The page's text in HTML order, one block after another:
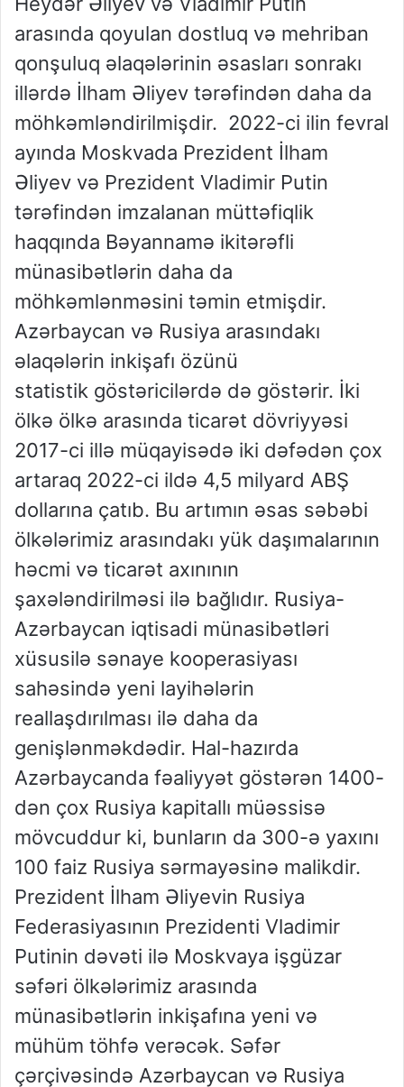
arasında qoyulan dostluq və mehriban
qonşuluq əlaqələrinin əsasları sonrakı
illərdə İlham Əliyev tərəfindən daha da
möhkəmləndirilmişdir. 2022-ci ilin fevral
ayında Moskvada Prezident İlham
Əliyev və Prezident Vladimir Putin
tərəfindən imzalanan müttəfiqlik
haqqında Bəyannamə ikitərəfli
münasibətlərin daha da
möhkəmlənməsini təmin etmişdir.
Azərbaycan və Rusiya arasındakı
əlaqələrin inkişafı özünü
statistik göstəricilərdə də göstərir. İki
ölkə ölkə arasında ticarət dövriyyəsi
2017-ci illə müqayisədə iki dəfədən çox
artaraq 2022-ci ildə 4,5 milyard ABŞ
dollarına çatıb. Bu artımın əsas səbəbi
ölkələrimiz arasındakı yük daşımalarının
həcmi və ticarət axınının
şaxələndirilməsi ilə bağlıdır. Rusiya-
Azərbaycan iqtisadi münasibətləri
xüsusilə sənaye kooperasiyası
sahəsində yeni layihələrin
reallaşdırılması ilə daha da
genişlənməkdədir. Hal-hazırda
Azərbaycanda fəaliyyət göstərən 1400-
dən çox Rusiya kapitallı müəssisə
mövcuddur ki, bunların da 300-ə yaxını
100 faiz Rusiya sərmayəsinə malikdir.
Prezident İlham Əliyevin Rusiya
Federasiyasının Prezidenti Vladimir
Putinin dəvəti ilə Moskvaya işgüzar
səfəri ölkələrimiz arasında
münasibətlərin inkişafına yeni və
mühüm töhfə verəcək. Səfər
çərçivəsində Azərbaycan və Rusiya